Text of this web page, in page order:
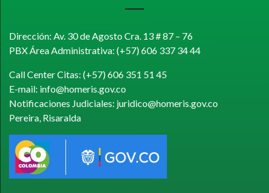
Dirección: Av. 30 de Agosto Cra. 13 # 87 – 76
PBX Área Administrativa: (+57) 606 337 34 44
Call Center Citas: (+57) 606 351 51 45
E-mail: info@homeris.gov.co
Notificaciones Judiciales: juridico@homeris.gov.co
Pereira, Risaralda